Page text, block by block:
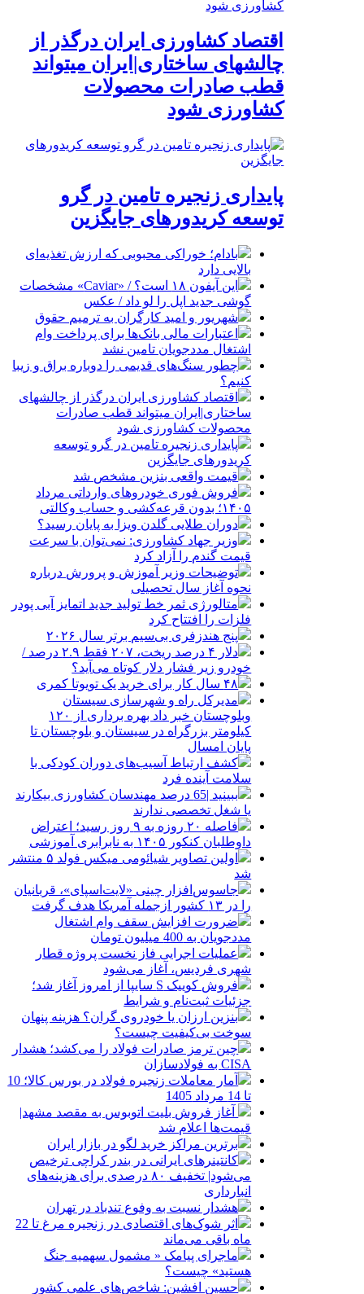
اقتصاد کشاورزی ایران درگذر از
چالشهای ساختاری|ایران میتواند
قطب صادرات محصولات
کشاورزی شود
پایداری زنجیره تامین در گرو
توسعه کریدورهای جایگزین
بادام؛ خوراکی محبوبی که ارزش تغذیه‌ای
بالایی دارد
این آیفون ۱۸ است؟ / «Caviar» مشخصات
گوشی جدید اپل را لو داد / عکس
شهریور و امید کارگران به ترمیم حقوق
اعتبارات مالی بانک‌ها برای پرداخت وام
اشتغال مددجویان تامین نشد
چطور سنگ‌های قدیمی را دوباره براق و زیبا
کنیم؟
اقتصاد کشاورزی ایران درگذر از چالشهای
ساختاری|ایران میتواند قطب صادرات
محصولات کشاورزی شود
پایداری زنجیره تامین در گرو توسعه
کریدورهای جایگزین
قیمت واقعی بنزین مشخص شد
فروش فوری خودروهای وارداتی مرداد
۱۴۰۵؛ بدون قرعه‌کشی و حساب وکالتی
دوران طلایی گلدن ویزا به پایان رسید؟
وزیر جهاد کشاورزی: نمی‌توان با سرعت
قیمت گندم را آزاد کرد
توضیحات وزیر آموزش و پرورش درباره
نحوه آغاز سال تحصیلی
متالورژی ثمر خط تولید جدید اتمایز آبی پودر
فلزات را افتتاح کرد
پنج هندزفری بی‌سیم برتر سال ۲۰۲۶
دلار ۴ درصد ریخت، ۲۰۷ فقط ۲.۹ درصد /
خودرو زیر فشار دلار کوتاه می‌آید؟
۴۸ سال کار برای خرید یک تویوتا کمری
مدیرکل راه و شهرسازی سیستان
وبلوچستان خبر داد بهره برداری از ۱۲۰
کیلومتر بزرگراه در سیستان و بلوچستان تا
پایان امسال
کشف ارتباط آسیب‌های دوران کودکی با
سلامت آینده فرد
ببینید |65 درصد مهندسان کشاورزی بیکارند
یا شغل تخصصی ندارند
فاصله ۲۰ روزه به ۹ روز رسید؛ اعتراض
داوطلبان کنکور ۱۴۰۵ به نابرابری آموزشی
اولین تصاویر شیائومی میکس فولد ۵ منتشر
شد
جاسوس‌افزار چینی «لایت‌اسپای»، قربانیان
را در ۱۳ کشور ازجمله آمریکا هدف گرفت
ضرورت افزایش سقف وام اشتغال
مددجویان به 400 میلیون تومان
عملیات اجرایی فاز نخست پروژه قطار
شهری فردیس، آغاز می‌شود
فروش کوییک S سایپا از امروز آغاز شد؛
جزئیات ثبت‌نام و شرایط
بنزین ارزان یا خودروی گران؟ هزینه پنهان
سوخت بی‌کیفیت چیست؟
چین ترمز صادرات فولاد را می‌کشد؛ هشدار
CISA به فولادسازان
آمار معاملات زنجیره فولاد در بورس کالا؛ 10
تا 14 مرداد 1405
آغاز فروش بلیت اتوبوس به مقصد مشهد|
قیمت‌ها اعلام شد
برترین مراکز خرید لگو در بازار ایران
کانتینرهای ایرانی در بندر کراچی ترخیص
می‌شود| تخفیف ۸۰ درصدی برای هزینه‌های
انبارداری
هشدار نسبت به وفوع تندباد در تهران
اثر شوک‌های اقتصادی در زنجیره مرغ تا 22
ماه باقی می‌ماند
ماجرای پیامک « مشمول سهمیه جنگ
هستید» چیست؟
حسین افشین: شاخص‌های علمی کشور